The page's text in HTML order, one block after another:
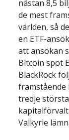
nästan 8,5
de mest
världen, så
en ETF-
att ansökan
Bitcoin spot
BlackRock
tredje
Valkyrie